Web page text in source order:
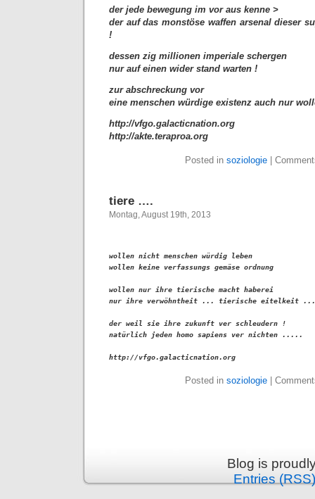
der jede bewegung im vor aus kenne >
der auf das monstöse waffen arsenal dieser
!
dessen zig millionen imperiale schergen
nur auf einen wider stand warten !
zur abschreckung vor
eine menschen würdige existenz auch nur
http://vfgo.galacticnation.org
http://akte.teraproa.org
Posted in soziologie|
tiere ….
Montag, August 19th, 2013
wollen nicht menschen würdig leben
wollen keine verfassungs gemäse ordnung
wollen nur ihre tierische macht haberei
nur ihre verwöhntheit ... tierische eitelkeit
der weil sie ihre zukunft ver schleudern !
natürlich jeden homo sapiens ver nichten .....
http://vfgo.galacticnation.org
Posted in soziologie|
Blog is
Entries (RSS)